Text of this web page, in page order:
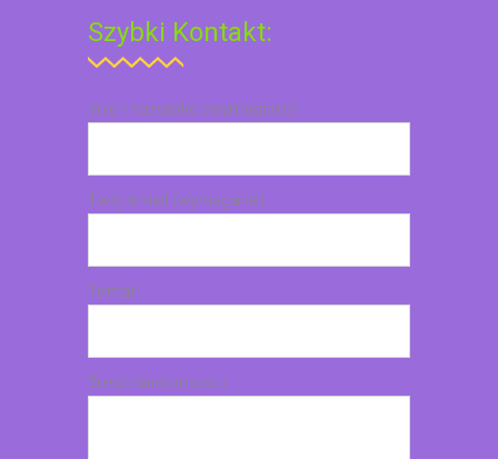
Szybki Kontakt:
Imię i nazwisko (wymagane)
Twój email (wymagane)
Temat
Treść wiadomości